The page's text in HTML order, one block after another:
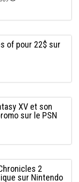
of pour 22$ sur
XV et son
sur le PSN
2
sur Nintendo